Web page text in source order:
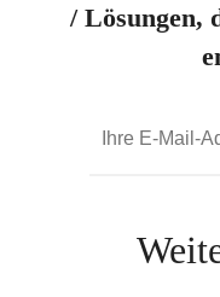
/ Lösungen,